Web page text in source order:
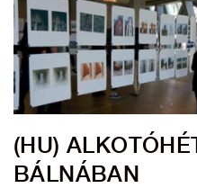
(HU)
BÁLNÁBAN